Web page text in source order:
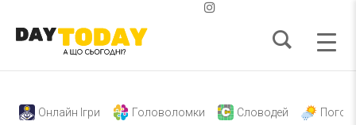
Онлайн Ігри Головоломки Словодей